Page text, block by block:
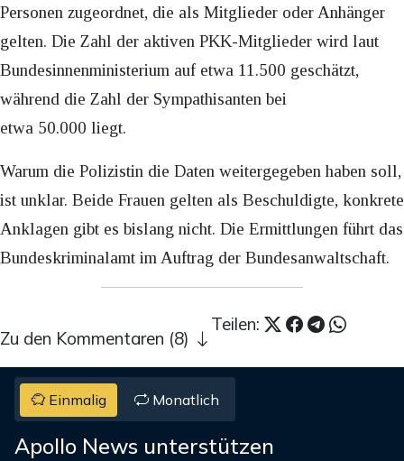
Personen zugeordnet, die als Mitglieder oder Anhänger
gelten. Die Zahl der aktiven PKK-Mitglieder wird laut
Bundesinnenministerium auf etwa 11.500 geschätzt,
während die Zahl der Sympathisanten bei
etwa 50.000 liegt.
Warum die Polizistin die Daten weitergegeben haben soll,
ist unklar. Beide Frauen gelten als Beschuldigte, konkrete
Anklagen gibt es bislang nicht. Die Ermittlungen führt das
Bundeskriminalamt im Auftrag der Bundesanwaltschaft.
Teilen:
Zu den Kommentaren (8)
Einmalig Monatlich
Apollo News unterstützen